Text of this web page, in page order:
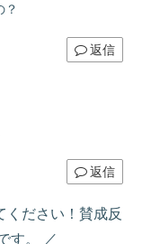
？
返信
返信
ください！賛成反
す。